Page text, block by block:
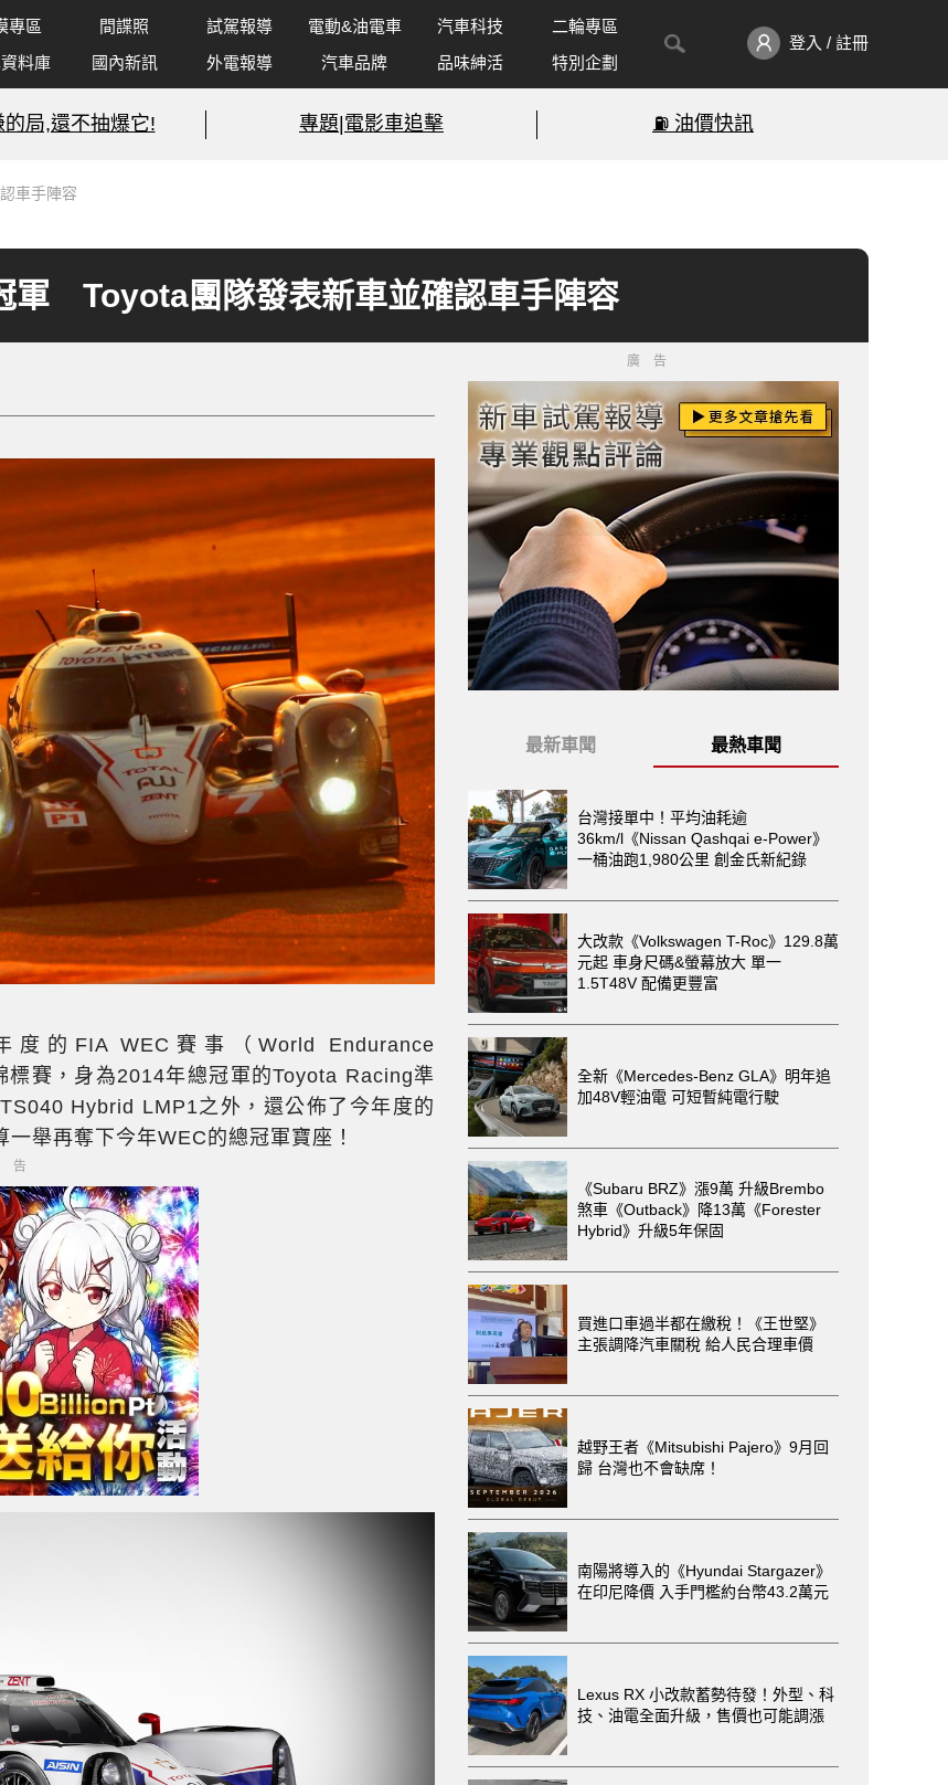
專區 間諜照 試駕報導 電動&油電車 汽車科技
二輪專區
料庫 國內新訊 外電報導 汽車品牌 品味紳活 特別企劃
登入 / 註冊
局,還不抽爆它! 專題|電影車追擊 ⛽️ 油價快訊
車手陣容
軍 Toyota團隊發表新車並確認車手陣容
的FIA WEC賽事（World Endurance
賽，身為2014年總冠軍的Toyota Racing準
Hybrid LMP1之外，還公佈了今年度的
舉再奪下今年WEC的總冠軍寶座！
告
廣告
最新車聞 最熱車聞
台灣接單中！平均油耗逾
36km/l《Nissan Qashqai e-Power》
一桶油跑1,980公里 創金氏新紀錄
大改款《Volkswagen T-Roc》129.8萬
元起 車身尺碼&螢幕放大 單一
1.5T48V 配備更豐富
全新《Mercedes-Benz GLA》明年追
加48V輕油電 可短暫純電行駛
《Subaru BRZ》漲9萬 升級Brembo
煞車《Outback》降13萬《Forester
Hybrid》升級5年保固
買進口車過半都在繳稅！《王世堅》
主張調降汽車關稅 給人民合理車價
越野王者《Mitsubishi Pajero》9月回
歸 台灣也不會缺席！
南陽將導入的《Hyundai Stargazer》
在印尼降價 入手門檻約台幣43.2萬元
Lexus RX 小改款蓄勢待發！外型、科
技、油電全面升級，售價也可能調漲